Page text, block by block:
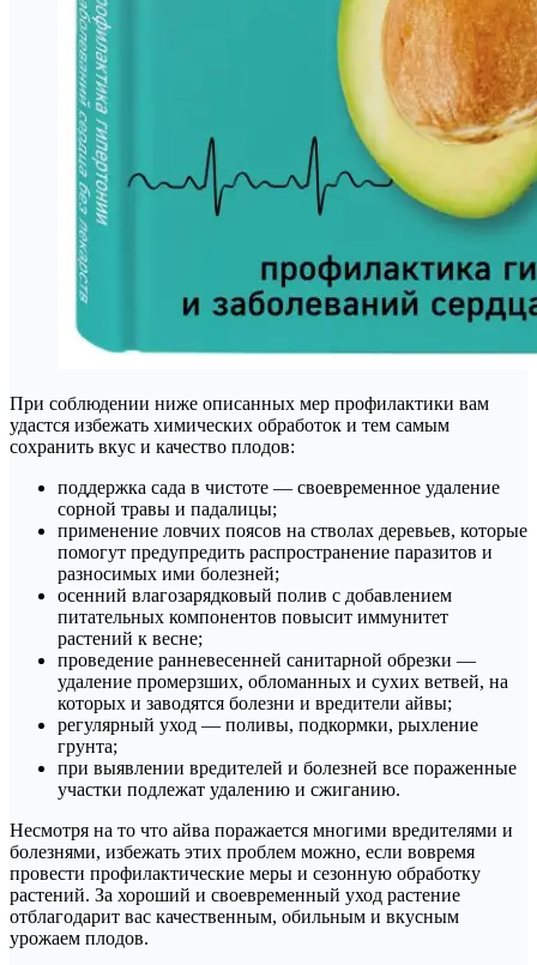
При соблюдении ниже описанных мер профилактики вам
удастся избежать химических обработок и тем самым
сохранить вкус и качество плодов:
поддержка сада в чистоте — своевременное удаление
сорной травы и падалицы;
применение ловчих поясов на стволах деревьев, которые
помогут предупредить распространение паразитов и
разносимых ими болезней;
осенний влагозарядковый полив с добавлением
питательных компонентов повысит иммунитет
растений к весне;
проведение ранневесенней санитарной обрезки —
удаление промерзших, обломанных и сухих ветвей, на
которых и заводятся болезни и вредители айвы;
регулярный уход — поливы, подкормки, рыхление
грунта;
при выявлении вредителей и болезней все пораженные
участки подлежат удалению и сжиганию.
Несмотря на то что айва поражается многими вредителями и
болезнями, избежать этих проблем можно, если вовремя
провести профилактические меры и сезонную обработку
растений. За хороший и своевременный уход растение
отблагодарит вас качественным, обильным и вкусным
урожаем плодов.